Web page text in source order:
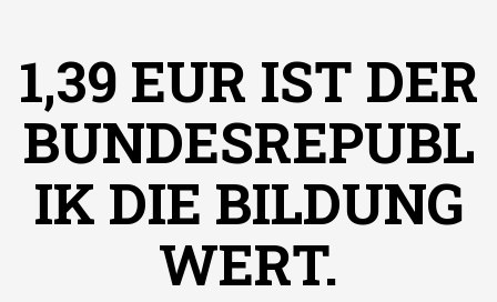
1,39 EUR IST DER
BUNDESREPUBL
IK DIE BILDUNG
WERT.